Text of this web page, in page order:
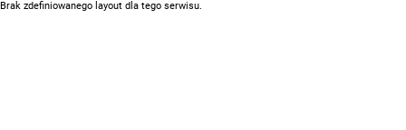
Brak zdefiniowanego layout dla tego serwisu.